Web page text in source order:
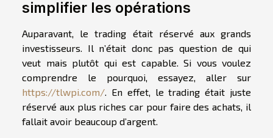
simplifier les opérations
Auparavant, le trading était réservé aux grands
investisseurs. Il n’était donc pas question de qui
veut mais plutôt qui est capable. Si vous voulez
comprendre le pourquoi, essayez, aller sur
https://tlwpi.com/ . En effet, le trading était juste
réservé aux plus riches car pour faire des achats, il
fallait avoir beaucoup d’argent.